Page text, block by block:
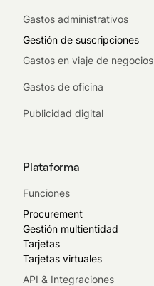
Gastos administrativos
Gestión de suscripciones
Gastos en viaje de negocios
Gastos de oficina
Publicidad digital
Plataforma
Funciones
Procurement
Gestión multientidad
Tarjetas
Tarjetas virtuales
API & Integraciones